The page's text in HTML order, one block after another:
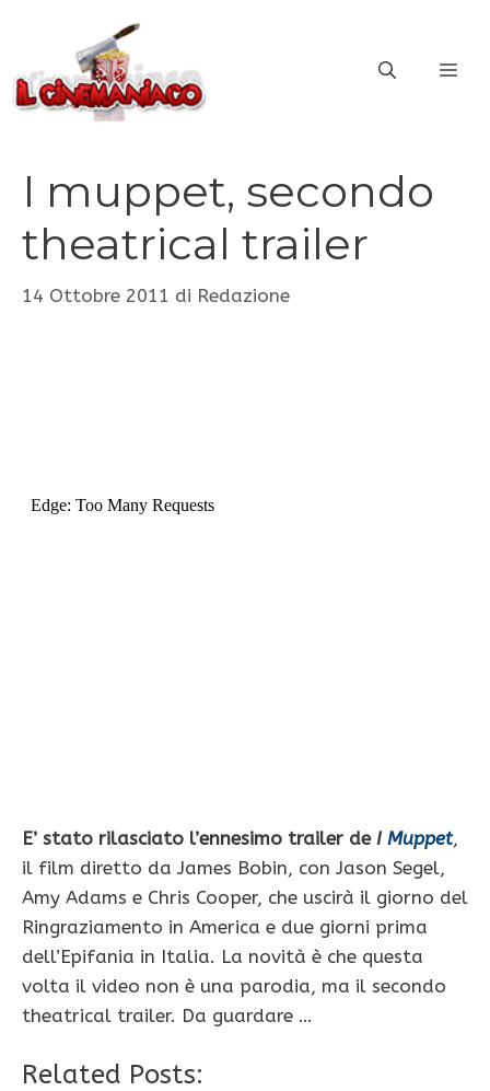
contenuto
I muppet, secondo
theatrical trailer
14 Ottobre 2011 di Redazione
E’ stato rilasciato l’ennesimo trailer de I Muppet,
il film diretto da James Bobin, con Jason Segel,
Amy Adams e Chris Cooper, che uscirà il giorno del
Ringraziamento in America e due giorni prima
dell’Epifania in Italia. La novità è che questa
volta il video non è una parodia, ma il secondo
theatrical trailer. Da guardare …
Related Posts: